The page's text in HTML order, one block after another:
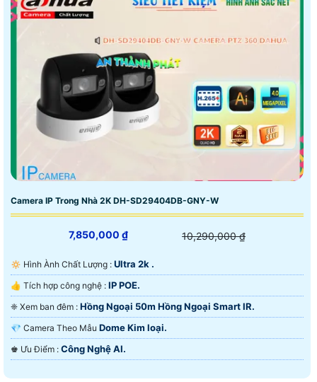
Camera IP Trong Nhà 2K DH-SD29404DB-GNY-W
7,850,000 ₫ 10,290,000 ₫
🔅 Hình Ành Chất Lượng : Ultra 2k .
👍 Tích hợp công nghệ : IP POE.
❈ Xem ban đêm : Hồng Ngoại 50m Hồng Ngoại Smart IR.
💎 Camera Theo Mẫu Dome Kim loại.
️♚ Ưu Điểm : Công Nghệ AI.